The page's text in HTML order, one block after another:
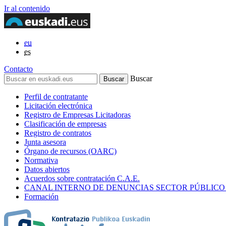
Ir al contenido
eu
es
Contacto
Buscar
Perfil de contratante
Licitación electrónica
Registro de Empresas Licitadoras
Clasificación de empresas
Registro de contratos
Junta asesora
Órgano de recursos (OARC)
Normativa
Datos abiertos
Acuerdos sobre contratación C.A.E.
CANAL INTERNO DE DENUNCIAS SECTOR
Formación